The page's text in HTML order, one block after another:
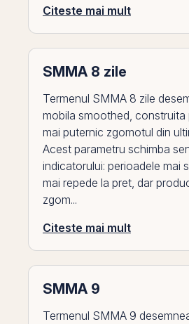
Citeste mai mult
SMMA 8 zile
Termenul SMMA 8 zile
mobila smoothed, construita
mai puternic zgomotul din
Acest parametru schimba
indicatorului: perioadele mai
mai repede la pret, dar
zgom...
Citeste mai mult
SMMA 9
Termenul SMMA 9